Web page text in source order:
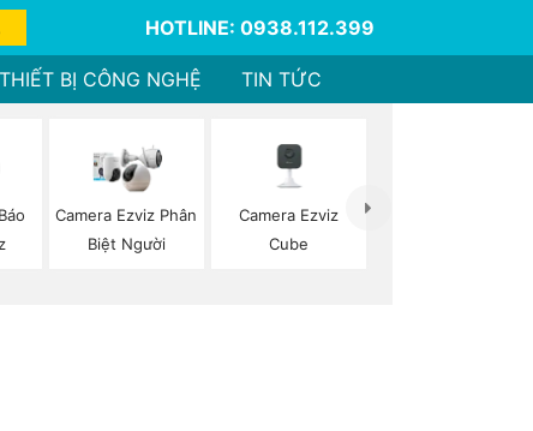
HOTLINE: 0938.112.399
THIẾT BỊ CÔNG NGHỆ TIN TỨC
Camera Ezviz Phân
Biệt Người
Camera Ezviz
Cube